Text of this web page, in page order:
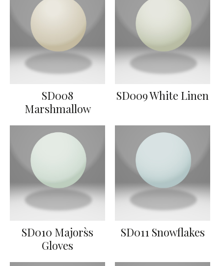
SD008
Marshmallow
SD009 White Linen
SD010 Majors`s
Gloves
SD011 Snowflakes